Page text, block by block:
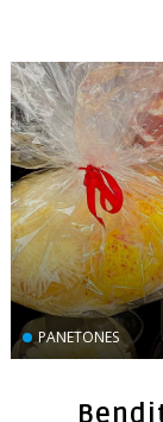
PANETONES